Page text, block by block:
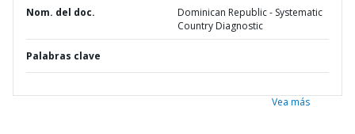
Nom. del doc.
Dominican Republic - Systematic
Country Diagnostic
Palabras clave
Vea más